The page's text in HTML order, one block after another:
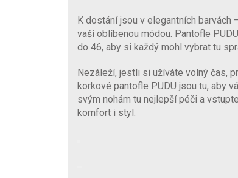
K dostání jsou v elegantních barvách
vaší oblíbenou módou. Pantofle
do 46, aby si každý mohl vybrat tu
Nezáleží, jestli si užíváte volný čas,
korkové pantofle PUDU jsou tu, aby
svým nohám tu nejlepší péči a
komfort i styl.